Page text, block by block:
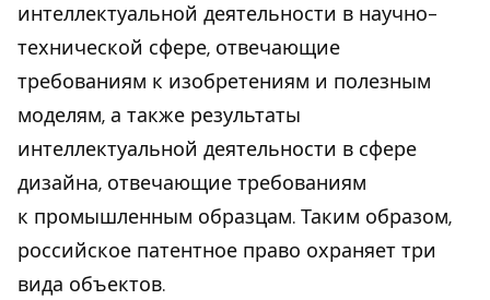
интеллектуальной деятельности в научно-
технической сфере, отвечающие
требованиям к изобретениям и полезным
моделям, а также результаты
интеллектуальной деятельности в сфере
дизайна, отвечающие требованиям
к промышленным образцам. Таким образом,
российское патентное право охраняет три
вида объектов.